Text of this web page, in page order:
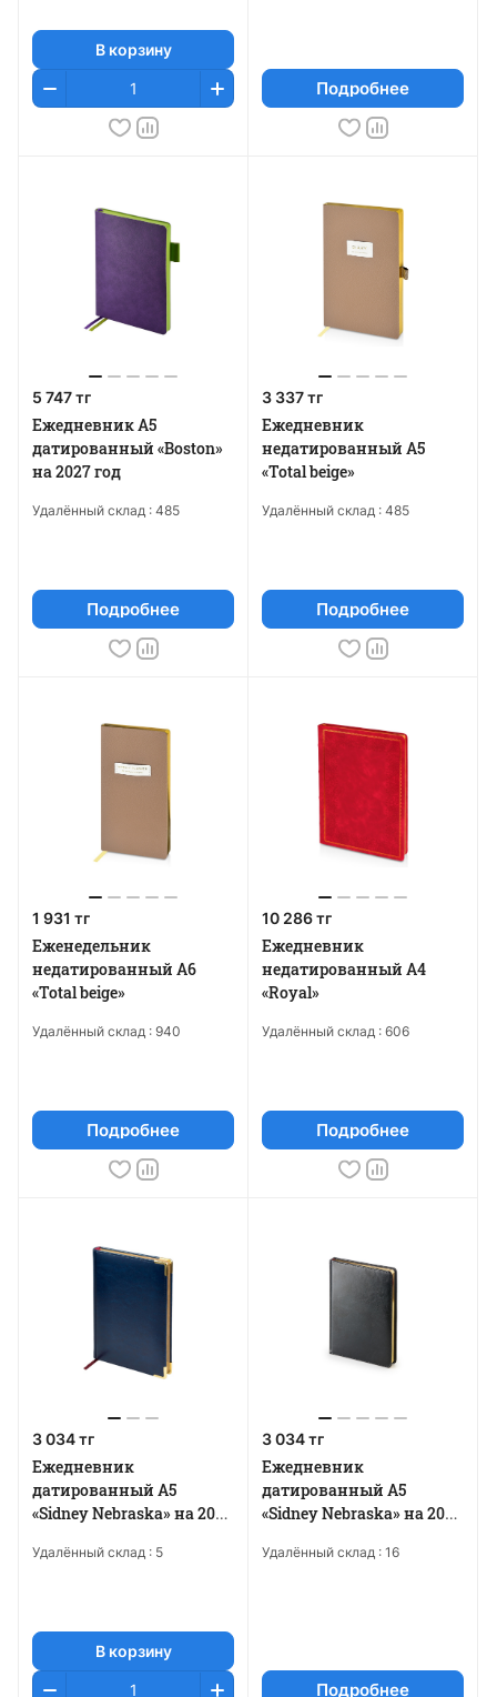
В корзину
Подробнее
5 747 тг
Ежедневник А5
датированный «Boston»
на 2027 год
Удалённый склад : 485
Подробнее
3 337 тг
Ежедневник
недатированный А5
«Total beige»
Удалённый склад : 485
Подробнее
1 931 тг
Еженедельник
недатированный А6
«Total beige»
Удалённый склад : 940
Подробнее
10 286 тг
Ежедневник
недатированный А4
«Royal»
Удалённый склад : 606
Подробнее
3 034 тг
Ежедневник
датированный А5
«Sidney Nebraska» на 2026
уголками
Удалённый склад : 5
В корзину
3 034 тг
Ежедневник
датированный А5
«Sidney Nebraska» на 2026
Удалённый склад : 16
Подробнее